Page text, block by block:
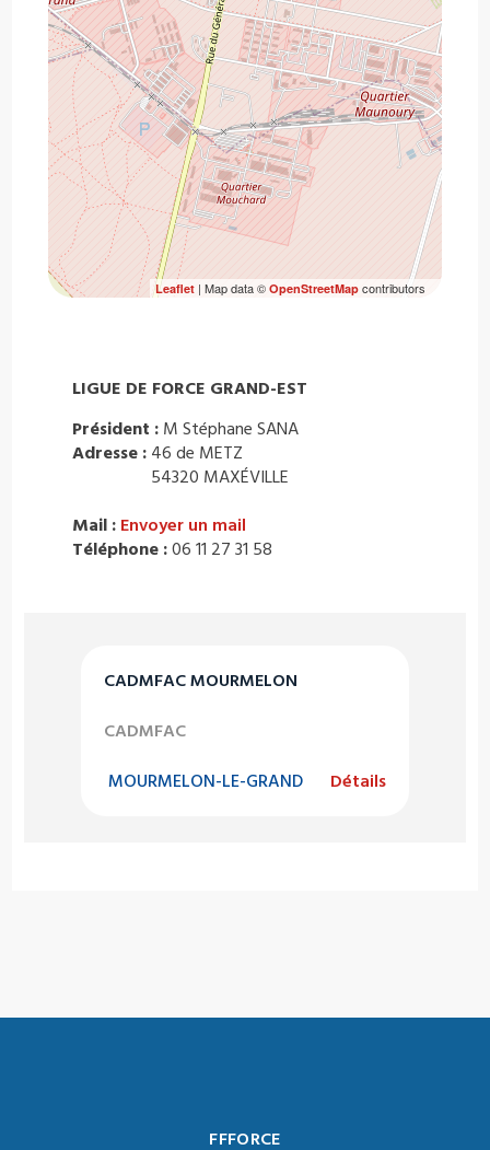
CADMFAC MOURMELON
CADMFAC
MOURMELON-LE-GRAND Détails
Leaflet| Map data © OpenStreetMapcontributors
LIGUE DE FORCE GRAND-EST
Président : M Stéphane SANA
Adresse : 46 de METZ
54320 MAXÉVILLE
Mail : Envoyer un mail
Téléphone :06 11 27 31 58
FFFORCE